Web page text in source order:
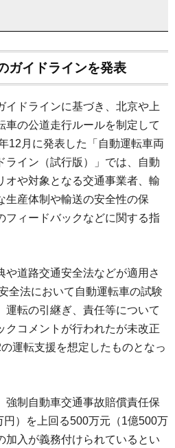
ガイドラインを発表
イドラインに基づき、北京や上
車の公道走行ルールを制定して
12月に発表した「自動運転車両
ライン（試行版）」では、自動
オや対象となる交通事業者、輸
生産体制や輸送の安全性の保
フィードバックなどに関する指
や道路交通安全法などが適用さ
全法において自動運転車の試験
運転の引継ぎ、責任等について
クコメントが行われたが未改正
運転支援を想定したものとなっ
強制自動車交通事故賠償責任保
円）を上回る500万元（1億500万
加入が義務付けられているとい